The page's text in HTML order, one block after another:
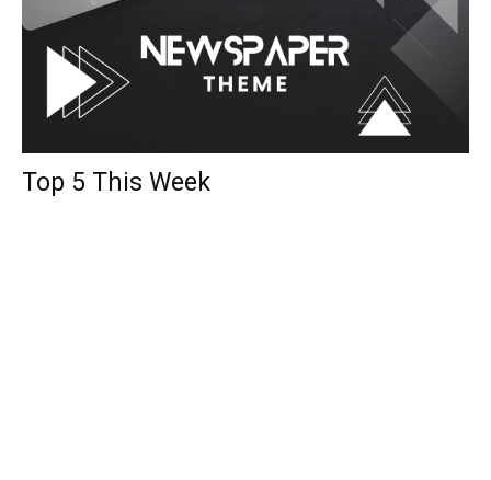
Top 5 This Week